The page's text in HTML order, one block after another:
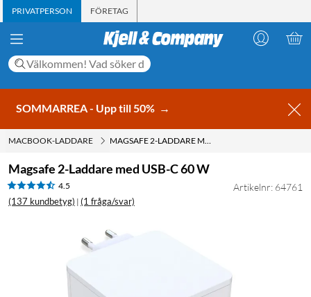
PRIVATPERSON FÖRETAG
SOMMARREA - Upp till 50% →
MACBOOK-LADDARE MAGSAFE 2-LADDARE MED USB-C 60 W
Magsafe 2-Laddare med USB-C 60 W
4.5
(137 kundbetyg) | (1 fråga/svar)
Artikelnr: 64761